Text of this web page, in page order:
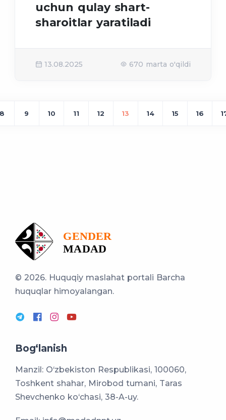
uchun qulay shart-
sharoitlar yaratiladi
13.08.2025 670 marta o'qildi
9 10 11 12 13 14 15 16
© 2026. Huquqiy maslahat portali Barcha
huquqlar himoyalangan.
Bog‘lanish
Manzil: O‘zbekiston Respublikasi, 100060,
Toshkent shahar, Mirobod tumani, Taras
Shevchenko ko‘chasi, 38-A-uy.